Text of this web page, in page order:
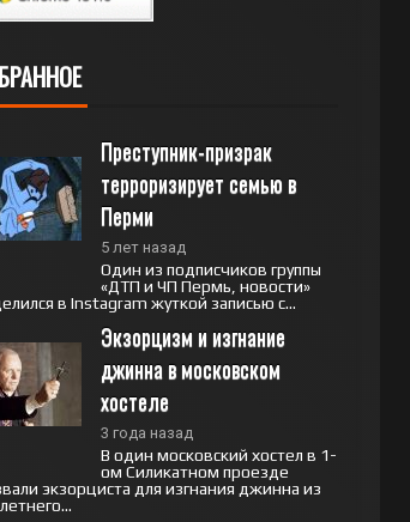
Преступник-призрак
терроризирует семью в
Перми
5 лет назад
Один из подписчиков группы
«ДТП и ЧП Пермь, новости»
в Instagram жуткой записью с...
Экзорцизм и изгнание
джинна в московском
хостеле
3 года назад
В один московский хостел в 1-
ом Силикатном проезде
экзорциста для изгнания джинна из